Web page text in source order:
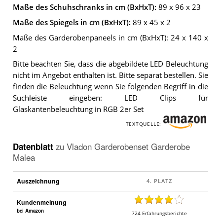
Maße des Schuhschranks in cm (BxHxT): 89 x 96 x 23
Maße des Spiegels in cm (BxHxT): 89 x 45 x 2
Maße des Garderobenpaneels in cm (BxHxT): 24 x 140 x
2
Bitte beachten Sie, dass die abgebildete LED Beleuchtung
nicht im Angebot enthalten ist. Bitte separat bestellen. Sie
finden die Beleuchtung wenn Sie folgenden Begriff in die
Suchleiste eingeben: LED Clips für
Glaskantenbeleuchtung in RGB 2er Set
TEXTQUELLE:
Datenblatt zu Vladon Garderobenset Garderobe
Malea
Auszeichnung
Kundenmeinung
bei Amazon 724 Erfahrungsberichte